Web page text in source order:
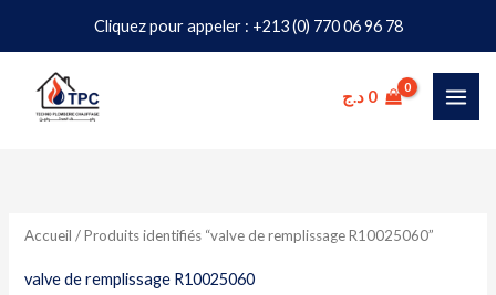
Cliquez pour appeler : +213 (0) 770 06 96 78
contenu
0 د.ج
Accueil / Produits identifiés “valve de remplissage R10025060”
valve de remplissage R10025060